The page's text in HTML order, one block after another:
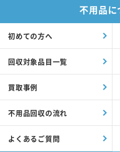
家電回収
ゴミ屋敷片付け
家具組立・移動
不動産売却
法人のお客様向け